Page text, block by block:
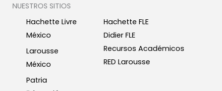
NUESTROS SITIOS
Hachette Livre
México
Larousse
México
Patria
Hachette FLE
Didier FLE
Recursos Académicos
RED Larousse